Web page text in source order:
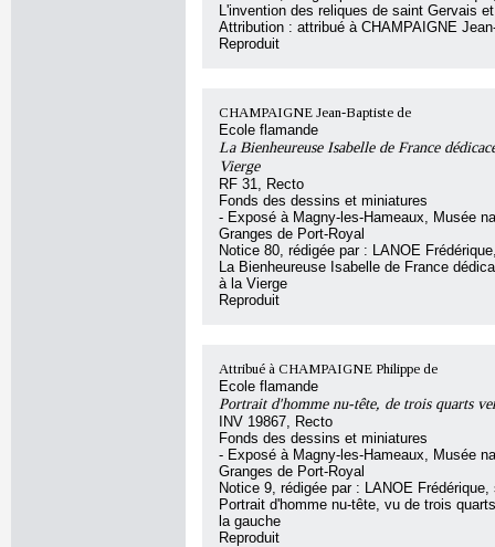
L'invention des reliques de saint Gervais
Attribution : attribué à CHAMPAIGNE
Reproduit
CHAMPAIGNE Jean-Baptiste de
Ecole flamande
La Bienheureuse Isabelle de France
Vierge
RF 31, Recto
Fonds des dessins et miniatures
- Exposé à Magny-les-Hameaux, Musée
Granges de Port-Royal
Notice 80, rédigée par : LANOE
La Bienheureuse Isabelle de France
à la Vierge
Reproduit
Attribué à CHAMPAIGNE Philippe de
Ecole flamande
Portrait d'homme nu-tête, de trois quarts
INV 19867, Recto
Fonds des dessins et miniatures
- Exposé à Magny-les-Hameaux, Musée
Granges de Port-Royal
Notice 9, rédigée par : LANOE
Portrait d'homme nu-tête, vu de trois
la gauche
Reproduit